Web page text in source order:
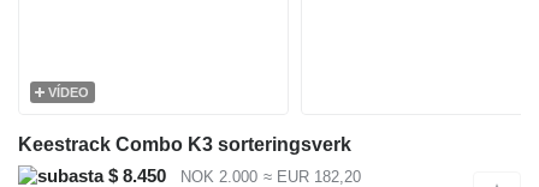
VÍDEO
Keestrack Combo K3 sorteringsverk
$ 8.450
NOK 2.000 ≈ EUR 182,20